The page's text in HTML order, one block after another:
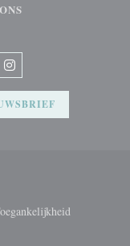
((opent in een nieuw
Instagram ((opent in
nieuw venster))
((opent in een nieuw